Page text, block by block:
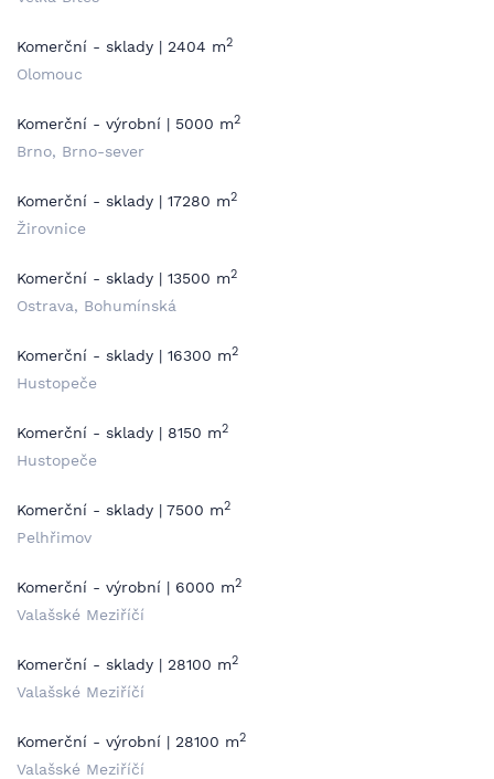
Komerční - sklady | 2404 m2
Olomouc
Komerční - výrobní | 5000 m2
Brno, Brno-sever
Komerční - sklady | 17280 m2
Žirovnice
Komerční - sklady | 13500 m2
Ostrava, Bohumínská
Komerční - sklady | 16300 m2
Hustopeče
Komerční - sklady | 8150 m2
Hustopeče
Komerční - sklady | 7500 m2
Pelhřimov
Komerční - výrobní | 6000 m2
Valašské Meziříčí
Komerční - sklady | 28100 m2
Valašské Meziříčí
Komerční - výrobní | 28100 m2
Valašské Meziříčí